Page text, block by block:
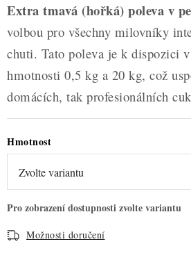
Hodnocení obchodu
Blog
Moje
Podmínky ochrany osobních údajů
Extra tmavá (hořká) poleva v
volbou pro všechny milovníky
chuti. Tato poleva je k dispozici
hmotnosti 0,5 kg a 20 kg, což
domácích, tak profesionálních
Hmotnost
Možnosti doručení